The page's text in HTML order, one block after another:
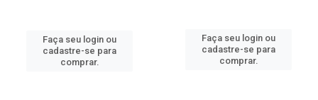
Faça seu login ou
cadastre-se para
comprar.
Faça seu login ou
cadastre-se para
comprar.